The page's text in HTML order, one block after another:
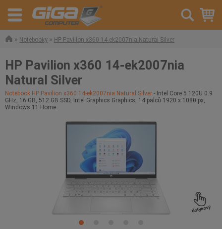
» Notebooky » HP Pavilion x360 14-ek2007nia Natural Silver
HP Pavilion x360 14-ek2007nia
Natural Silver
Notebook HP Pavilion x360 14-ek2007nia Natural Silver - Intel Core 5 120U 0.9
GHz, 16 GB, 512 GB SSD, Intel Graphics Graphics, 14 palců 1920 x 1080 px,
Windows 11 Home